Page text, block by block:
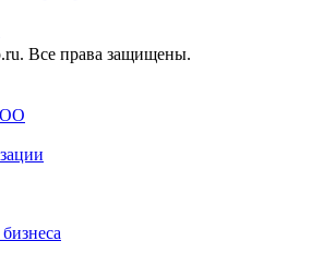
Все права защищены.